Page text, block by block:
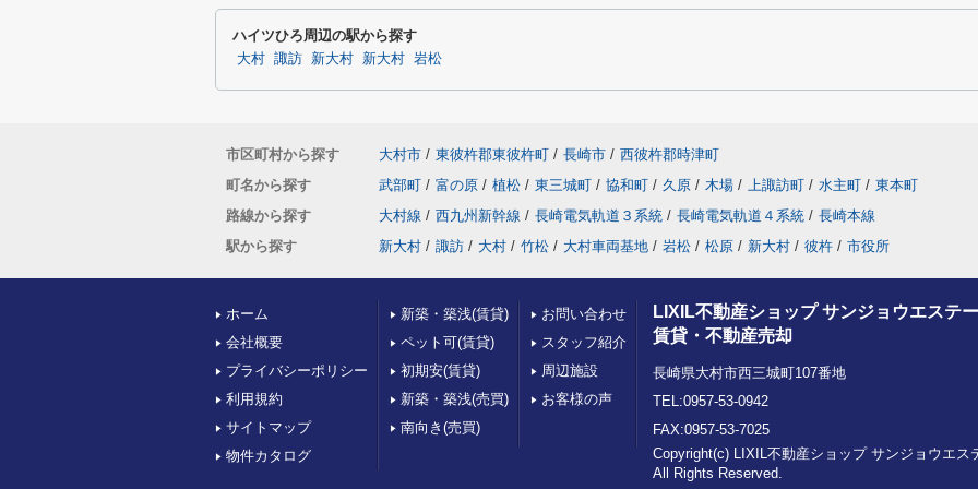
ハイツひろ周辺の駅から探す
大村 諏訪 新大村 新大村 岩松
市区町村から探す 大村市 / 東彼杵郡東彼杵町 / 長崎市 / 西彼杵郡時津町
町名から探す
武部町 / 富の原 / 植松 / 東三城町 / 協和町 / 久原 / 木場 / 上諏訪町 / 水主町 / 東本町
路線から探す
大村線 / 西九州新幹線 / 長崎電気軌道３系統 / 長崎電気軌道４系統 / 長崎本線
駅から探す
新大村 / 諏訪 / 大村 / 竹松 / 大村車両基地 / 岩松 / 松原 / 新大村 / 彼杵 / 市役所
ホーム
会社概要
プライバシーポリシー
利用規約
サイトマップ
物件カタログ
新築・築浅(賃貸)
ペット可(賃貸)
初期安(賃貸)
新築・築浅(売買)
南向き(売買)
お問い合わせ
スタッフ紹介
周辺施設
お客様の声
LIXIL不動産ショップ サンジョウエステ
賃貸・不動産売却
長崎県大村市西三城町107番地
TEL:0957-53-0942
FAX:0957-53-7025
Copyright(c) LIXIL不動産ショップ サンジョウエス
All Rights Reserved.